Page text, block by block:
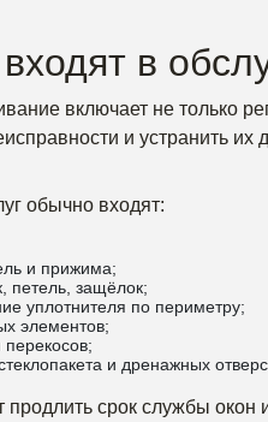
в
включает не только
и устранить
обычно входят:
и прижима;
петель, защёлок;
уплотнителя по периметру;
элементов;
и дренажных
срок службы